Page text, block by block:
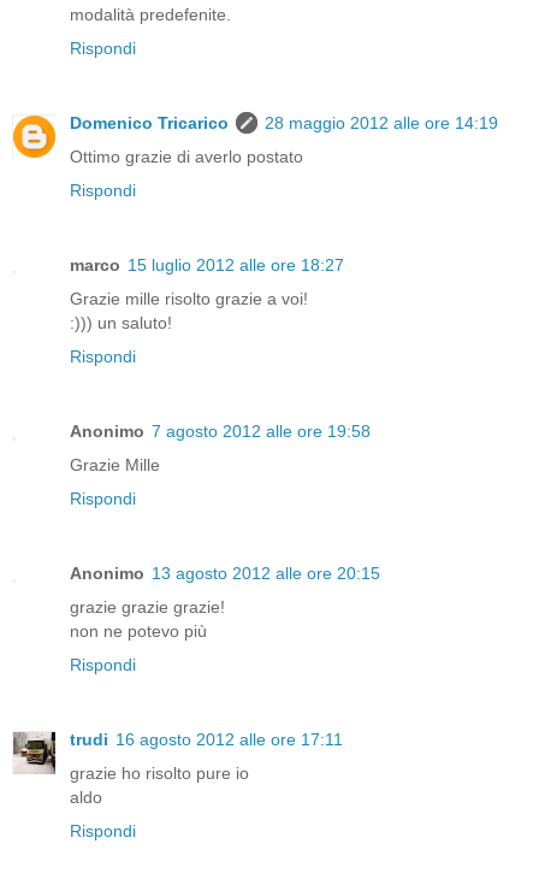
modalità predefenite.
Rispondi
Domenico Tricarico
28 maggio 2012 alle ore 14:19
Ottimo grazie di averlo postato
Rispondi
marco 15 luglio 2012 alle ore 18:27
Grazie mille risolto grazie a voi!
:))) un saluto!
Rispondi
Anonimo 7 agosto 2012 alle ore 19:58
Grazie Mille
Rispondi
Anonimo 13 agosto 2012 alle ore 20:15
grazie grazie grazie!
non ne potevo più
Rispondi
trudi 16 agosto 2012 alle ore 17:11
grazie ho risolto pure io
aldo
Rispondi